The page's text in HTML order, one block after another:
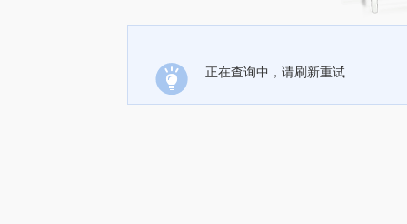
正在查询中，请刷新重试